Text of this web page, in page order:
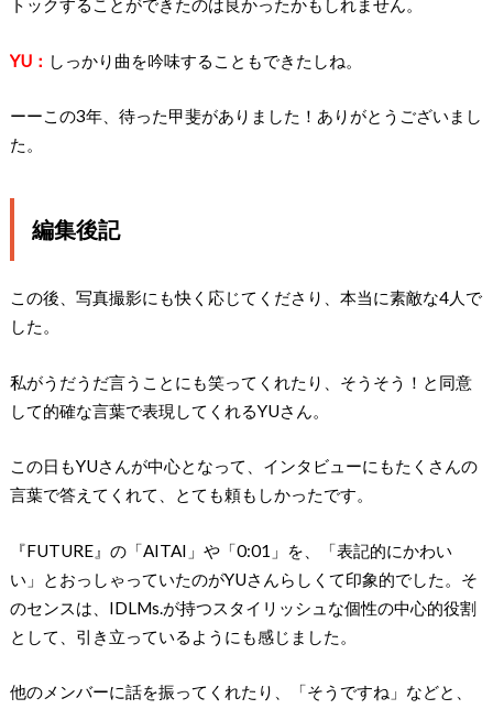
トックすることができたのは良かったかもしれません。
YU： しっかり曲を吟味することもできたしね。
ーーこの3年、待った甲斐がありました！ありがとうございまし
た。
編集後記
この後、写真撮影にも快く応じてくださり、本当に素敵な4人で
した。
私がうだうだ言うことにも笑ってくれたり、そうそう！と同意
して的確な言葉で表現してくれるYUさん。
この日もYUさんが中心となって、インタビューにもたくさんの
言葉で答えてくれて、とても頼もしかったです。
『FUTURE』の「AITAI」や「0:01」を、「表記的にかわい
い」とおっしゃっていたのがYUさんらしくて印象的でした。そ
のセンスは、IDLMs.が持つスタイリッシュな個性の中心的役割
として、引き立っているようにも感じました。
他のメンバーに話を振ってくれたり、「そうですね」などと、